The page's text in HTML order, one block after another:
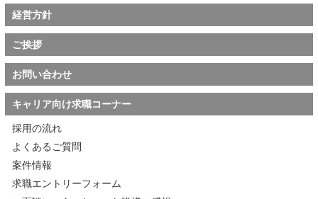
経営方針
ご挨拶
お問い合わせ
キャリア向け求職コーナー
採用の流れ
よくあるご質問
案件情報
求職エントリーフォーム